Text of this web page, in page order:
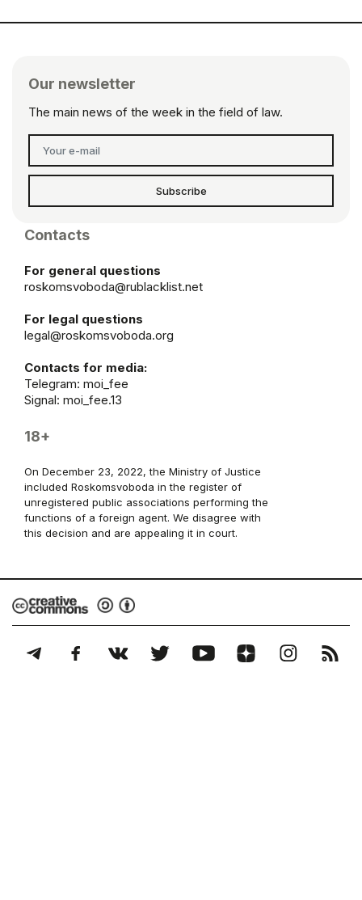
Our newsletter
The main news of the week in the field of law.
Subscribe
Contacts
For general questions
roskomsvoboda@rublacklist.net
For legal questions
legal@roskomsvoboda.org
Contacts for media:
Telegram: moi_fee
Signal: moi_fee.13
18+
On December 23, 2022, the Ministry of Justice
included Roskomsvoboda in the register of
unregistered public associations performing the
functions of a foreign agent. We disagree with
this decision and are appealing it in court.